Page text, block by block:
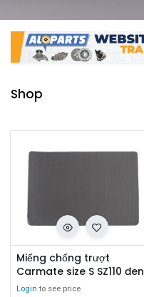
Shop
Miếng chống trượt
Carmate size S SZ110 đen
Login to see price